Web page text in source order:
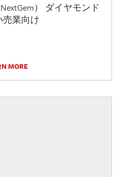
） ダイヤモンド
売業向け
MORE